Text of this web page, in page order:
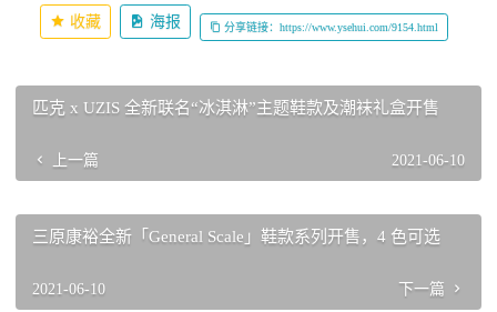
收藏 海报 分享链接：https://www.ysehui.com/9154.html
匹克 x UZIS 全新联名“冰淇淋”主题鞋款及潮袜礼盒开售
上一篇 2021-06-10
三原康裕全新「General Scale」鞋款系列开售，4 色可选
2021-06-10 下一篇